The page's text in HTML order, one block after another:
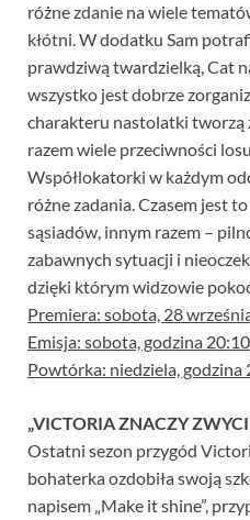
różne zdanie na wiele
kłótni. W dodatku Sam
prawdziwą twardzielką, Cat
wszystko jest dobrze
charakteru nastolatki tworzą
razem wiele przeciwności
Współlokatorki w każdym
różne zadania. Czasem jest
sąsiadów, innym razem –
zabawnych sytuacji i
dzięki którym widzowie
Premiera: sobota, 28
Emisja: sobota, godzina 20:10
Powtórka: niedziela, godzina
„VICTORIA ZNACZY
Ostatni sezon przygód
bohaterka ozdobiła swoją
napisem „Make it shine”,